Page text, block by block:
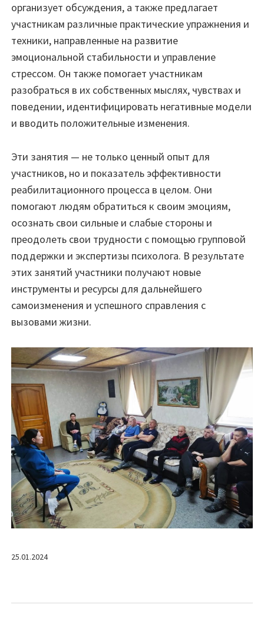
25.01.2024
организует обсуждения, а также предлагает
участникам различные практические упражнения и
техники, направленные на развитие
эмоциональной стабильности и управление
стрессом. Он также помогает участникам
разобраться в их собственных мыслях, чувствах и
поведении, идентифицировать негативные модели
и вводить положительные изменения.
Эти занятия — не только ценный опыт для
участников, но и показатель эффективности
реабилитационного процесса в целом. Они
помогают людям обратиться к своим эмоциям,
осознать свои сильные и слабые стороны и
преодолеть свои трудности с помощью групповой
поддержки и экспертизы психолога. В результате
этих занятий участники получают новые
инструменты и ресурсы для дальнейшего
самоизменения и успешного справления с
вызовами жизни.